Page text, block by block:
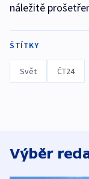
náležitě
ŠTÍTKY
Svět ČT24
Výběr